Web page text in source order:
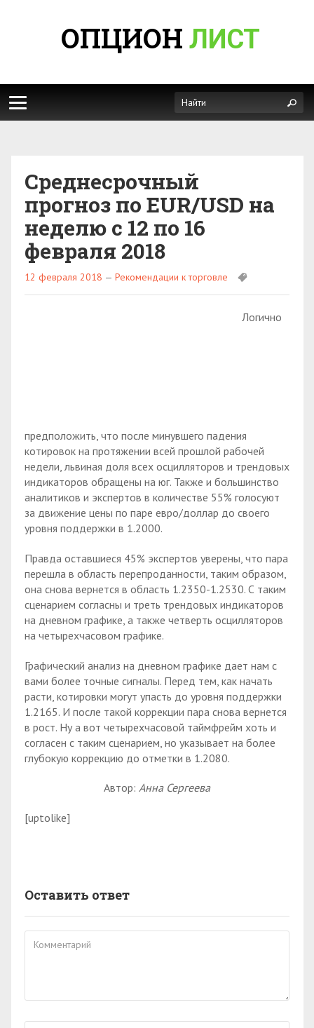
ОПЦИОН ЛИСТ
Среднесрочный
прогноз по EUR/USD на
неделю с 12 по 16
февраля 2018
12 февраля 2018 — Рекомендации к торговле
Логично
предположить, что после минувшего падения
котировок на протяжении всей прошлой рабочей
недели, львиная доля всех осцилляторов и трендовых
индикаторов обращены на юг. Также и большинство
аналитиков и экспертов в количестве 55% голосуют
за движение цены по паре евро/доллар до своего
уровня поддержки в 1.2000.
Правда оставшиеся 45% экспертов уверены, что пара
перешла в область перепроданности, таким образом,
она снова вернется в область 1.2350-1.2530. С таким
сценарием согласны и треть трендовых индикаторов
на дневном графике, а также четверть осцилляторов
на четырехчасовом графике.
Графический анализ на дневном графике дает нам с
вами более точные сигналы. Перед тем, как начать
расти, котировки могут упасть до уровня поддержки
1.2165. И после такой коррекции пара снова вернется
в рост. Ну а вот четырехчасовой таймфрейм хоть и
согласен с таким сценарием, но указывает на более
глубокую коррекцию до отметки в 1.2080.
Автор: Анна Сергеева
[uptolike]
Оставить ответ